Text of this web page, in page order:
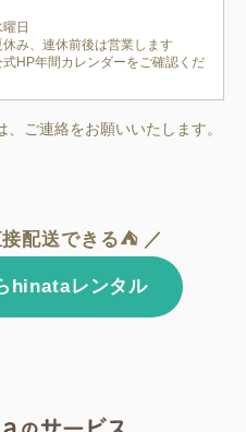
日
み、連休前後は営業します
HP年間カレンダーをご確認くだ
ご連絡をお願いいたします。
配送できる⛺ ／
hinataレンタル